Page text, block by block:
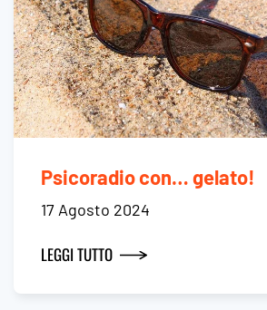
Psicoradio con… gelato!
17 Agosto 2024
LEGGI TUTTO